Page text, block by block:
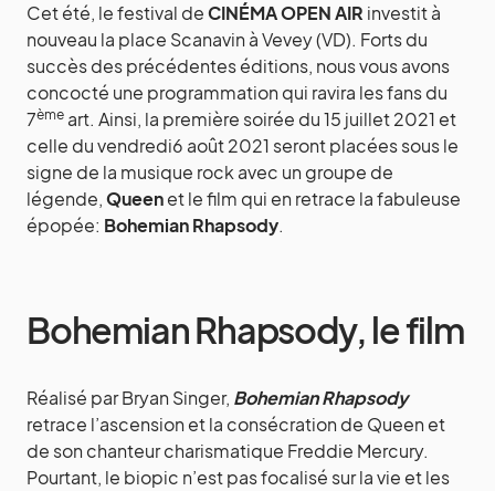
Cet été, le festival deCINÉMA OPEN AIR investit à
nouveau la place Scanavin à Vevey (VD). Forts du
succès des précédentes éditions, nous vous avons
concocté une programmation qui ravira les fans du
7ème art. Ainsi, la première soirée du 15 juillet 2021 et
celle du vendredi6 août 2021 seront placées sous le
signe de la musique rock avec un groupe de
légende,Queenet le film qui en retrace la fabuleuse
épopée: Bohemian Rhapsody.
Bohemian Rhapsody, le film
Réalisé par Bryan Singer, Bohemian Rhapsody
retrace l’ascension et la consécration de Queen et
de son chanteur charismatique Freddie Mercury.
Pourtant, le biopic n’est pas focalisé sur la vie et les